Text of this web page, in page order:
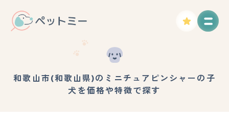
和歌山市(和歌山県)のミニチュアピンシャーの子
犬を価格や特徴で探す